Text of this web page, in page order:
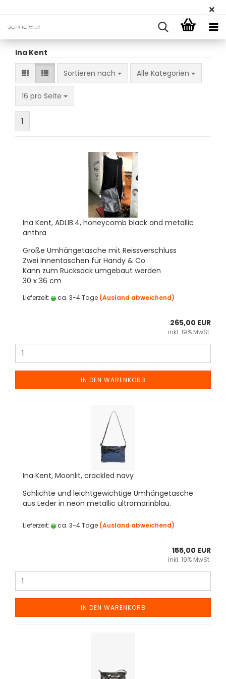
Ina Kent
Sortieren nach
Sortieren nach Alle Kategorien
16 pro Seite
pro Seite
1
Ina Kent, ADLIB.4, honeycomb black and metallic
anthra
Große Umhängetasche mit Reissverschluss
Zwei Innentaschen für Handy & Co
Kann zum Rucksack umgebaut werden
30 x 36 cm
Lieferzeit: ca. 3-4 Tage (Ausland abweichend)
265,00 EUR
inkl. 19% MwSt.
IN DEN WARENKORB
Ina Kent, Moonlit, crackled navy
Schlichte und leichtgewichtige Umhängetasche
aus Leder in neon metallic ultramarinblau.
Lieferzeit: ca. 3-4 Tage (Ausland abweichend)
155,00 EUR
inkl. 19% MwSt.
IN DEN WARENKORB